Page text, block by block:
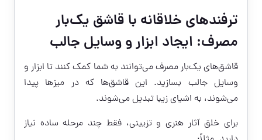
ترفندهای خلاقانه با قاشق یک‌بار
مصرف: ایجاد ابزار و وسایل جالب
قاشق‌های یک‌بار مصرف می‌توانند به شما کمک کنند تا ابزار و
وسایل جالب بسازید. این قاشق‌ها که در میزها پیدا
می‌شوند، به اشیای زیبا تبدیل می‌شوند.
برای خلق آثار هنری و تزیینی، فقط چند مرحله ساده نیاز